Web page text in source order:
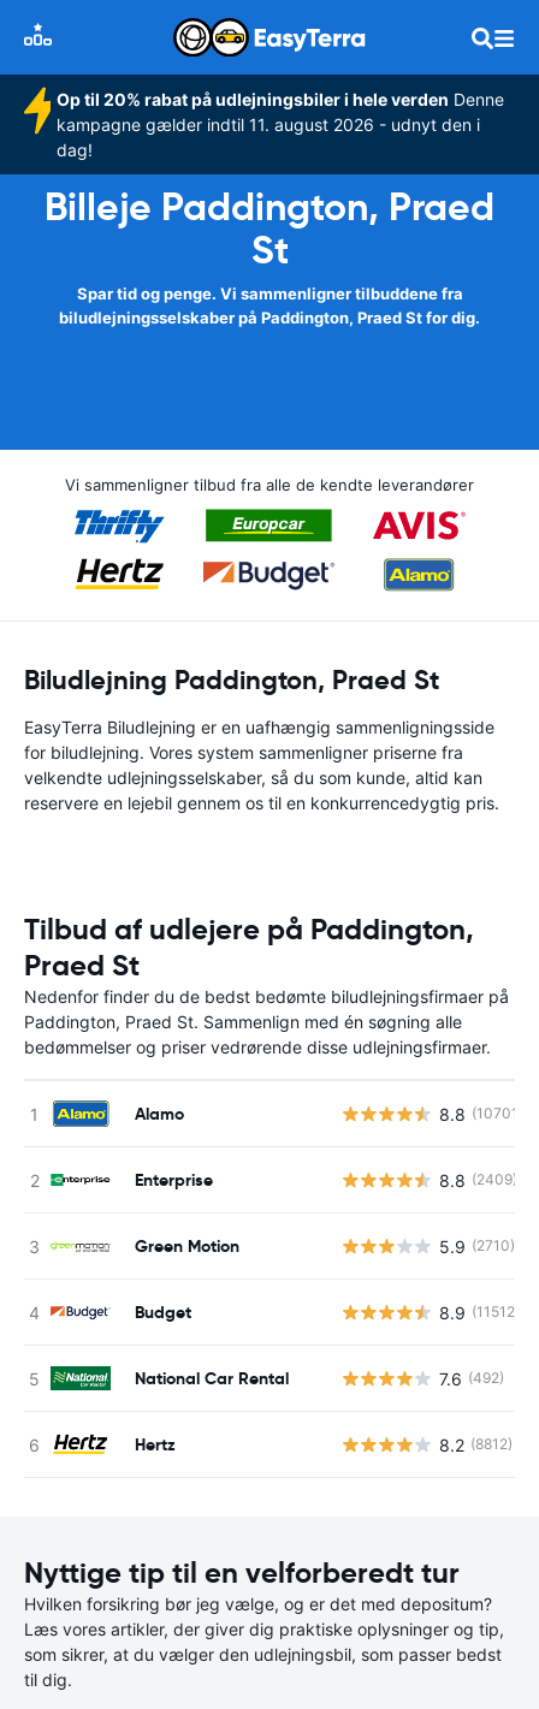
Op til 20% rabat på udlejningsbiler i hele verden Denne
kampagne gælder indtil 11. august 2026 - udnyt den i
dag!
Billeje Paddington, Praed
St
Spar tid og penge. Vi sammenligner tilbuddene fra
biludlejningsselskaber på Paddington, Praed St for dig.
Vi sammenligner tilbud fra alle de kendte leverandører
Biludlejning Paddington, Praed St
EasyTerra Biludlejning er en uafhængig sammenligningsside
for biludlejning. Vores system sammenligner priserne fra
velkendte udlejningsselskaber, så du som kunde, altid kan
reservere en lejebil gennem os til en konkurrencedygtig pris.
Tilbud af udlejere på Paddington,
Praed St
Nedenfor finder du de bedst bedømte biludlejningsfirmaer på
Paddington, Praed St. Sammenlign med én søgning alle
bedømmelser og priser vedrørende disse udlejningsfirmaer.
Alamo 8.8 (10701)
Enterprise 8.8 (2409)
Green Motion 5.9 (2710)
Budget 8.9 (11512)
National Car Rental 7.6 (492)
Hertz 8.2 (8812)
Nyttige tip til en velforberedt tur
Hvilken forsikring bør jeg vælge, og er det med depositum?
Læs vores artikler, der giver dig praktiske oplysninger og tip,
som sikrer, at du vælger den udlejningsbil, som passer bedst
til dig.